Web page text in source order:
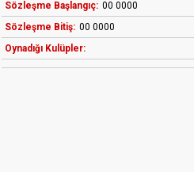
Sözleşme Başlangıç: 00 0000
Sözleşme Bitiş: 00 0000
Oynadığı Kulüpler: